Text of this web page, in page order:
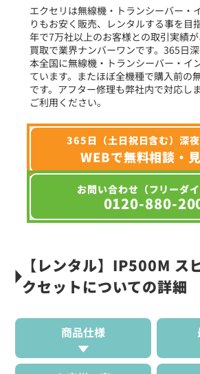
エクセリは無線機・トランシーバー・
りもお安く販売、レンタルする事を目
年で7万社以上のお客様との取引実績
買取で業界ナンバーワンです。365日
本全国に無線機・トランシーバー・イ
ています。またほぼ全機種で購入前の
です。アフター修理も弊社内で対応し
ご利用ください。
365日（土日祝日含む）深
WEBで無料相談・
お問い合わせ（フリーダイ
0120-880-
【レンタル】IP500M ス
クセットについての詳細
商品仕様